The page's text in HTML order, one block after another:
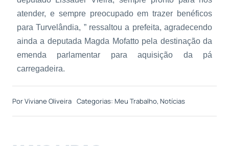
atender, e sempre preocupado em trazer benéficos
para Turvelândia, ” ressaltou a prefeita, agradecendo
ainda a deputada Magda Mofatto pela destinação da
emenda parlamentar para aquisição da pá
carregadeira.
PorViviane Oliveira Categorias: Meu Trabalho, Notícias